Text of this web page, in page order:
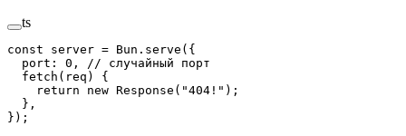
ts
const server = Bun. serve ({
  port:
0 ,
// случайный порт
  fetch
( req ) {
    return
new Response ( "404!" );
  },
});